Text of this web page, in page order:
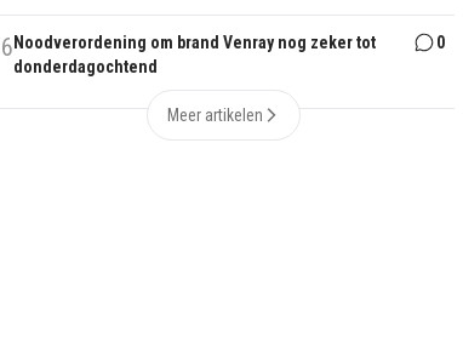
6 Noodverordening om brand Venray nog zeker tot
donderdagochtend
0
Meer artikelen